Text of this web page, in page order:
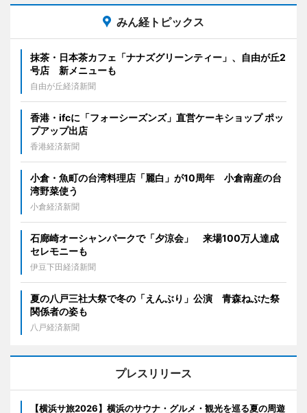
みん経トピックス
抹茶・日本茶カフェ「ナナズグリーンティー」、自由が丘2
号店 新メニューも
自由が丘経済新聞
香港・ifcに「フォーシーズンズ」直営ケーキショップ ポッ
プアップ出店
香港経済新聞
小倉・魚町の台湾料理店「麗白」が10周年 小倉南産の台
湾野菜使う
小倉経済新聞
石廊崎オーシャンパークで「夕涼会」 来場100万人達成
セレモニーも
伊豆下田経済新聞
夏の八戸三社大祭で冬の「えんぶり」公演 青森ねぶた祭
関係者の姿も
八戸経済新聞
プレスリリース
【横浜サ旅2026】横浜のサウナ・グルメ・観光を巡る夏の周遊